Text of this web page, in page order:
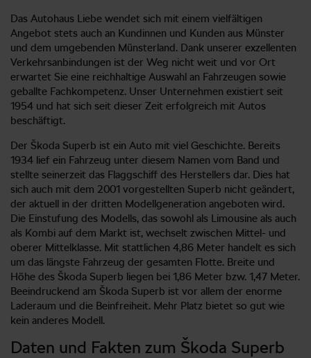
Das Autohaus Liebe wendet sich mit einem vielfältigen
Angebot stets auch an Kundinnen und Kunden aus Münster
und dem umgebenden Münsterland. Dank unserer exzellenten
Verkehrsanbindungen ist der Weg nicht weit und vor Ort
erwartet Sie eine reichhaltige Auswahl an Fahrzeugen sowie
geballte Fachkompetenz. Unser Unternehmen existiert seit
1954 und hat sich seit dieser Zeit erfolgreich mit Autos
beschäftigt.
Der Škoda Superb ist ein Auto mit viel Geschichte. Bereits
1934 lief ein Fahrzeug unter diesem Namen vom Band und
stellte seinerzeit das Flaggschiff des Herstellers dar. Dies hat
sich auch mit dem 2001 vorgestellten Superb nicht geändert,
der aktuell in der dritten Modellgeneration angeboten wird.
Die Einstufung des Modells, das sowohl als Limousine als auch
als Kombi auf dem Markt ist, wechselt zwischen Mittel- und
oberer Mittelklasse. Mit stattlichen 4,86 Meter handelt es sich
um das längste Fahrzeug der gesamten Flotte. Breite und
Höhe des Škoda Superb liegen bei 1,86 Meter bzw. 1,47 Meter.
Beeindruckend am Škoda Superb ist vor allem der enorme
Laderaum und die Beinfreiheit. Mehr Platz bietet so gut wie
kein anderes Modell.
Daten und Fakten zum Škoda Superb